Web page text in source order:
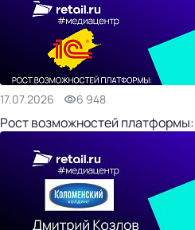
17.07.2026 6 948
Рост возможностей